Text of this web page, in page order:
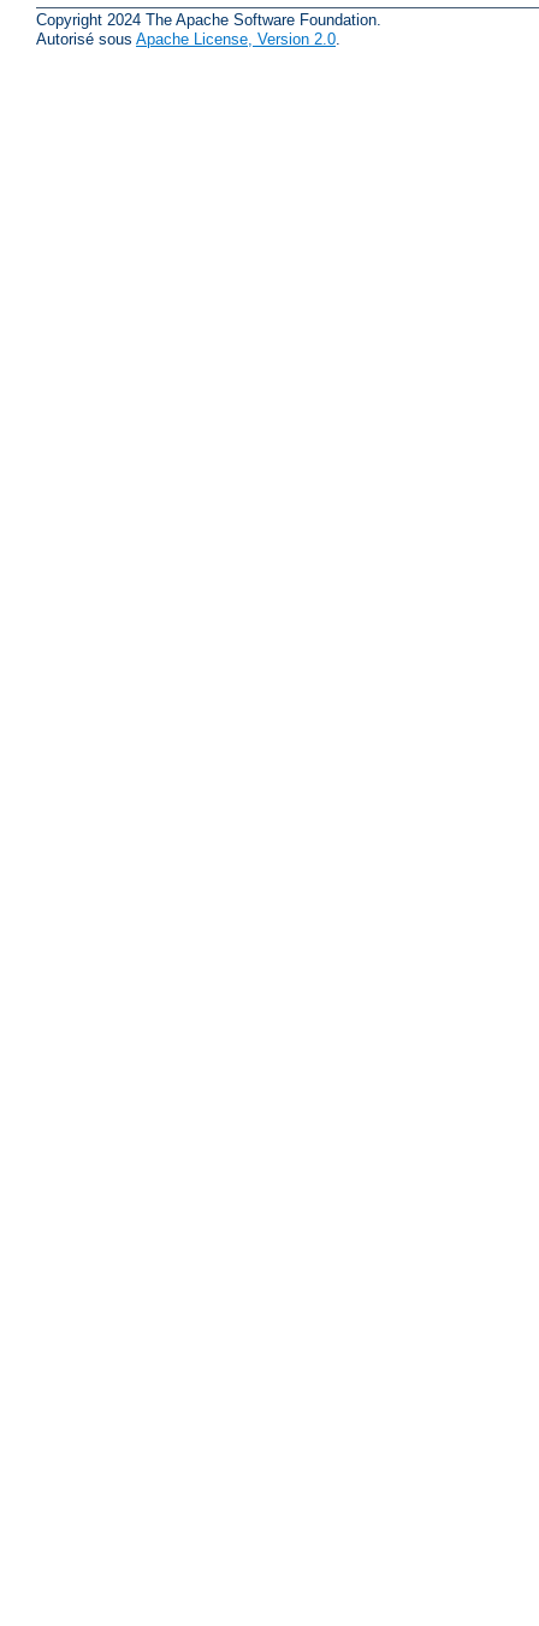
Copyright 2024 The Apache Software Foundation.
Autorisé sous Apache License, Version 2.0.